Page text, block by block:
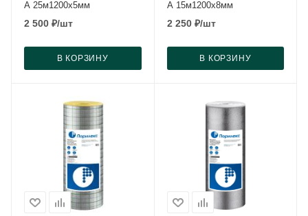
А 25м1200x5мм
2 500 ₽/шт
В КОРЗИНУ
А 15м1200x8мм
2 250₽/шт
В КОРЗИНУ